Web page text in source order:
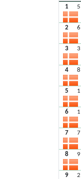
1
5
2 6
3 3
4 8
5 1
6
7 7
8 9
9 2